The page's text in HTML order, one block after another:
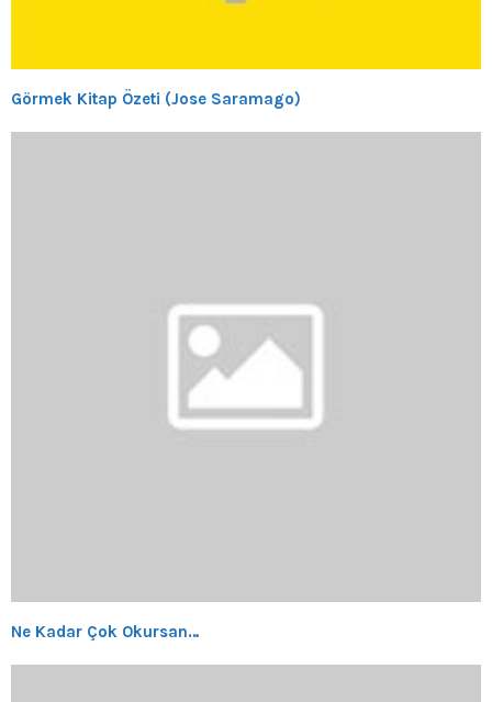
Görmek Kitap Özeti (Jose Saramago)
Ne Kadar Çok Okursan…